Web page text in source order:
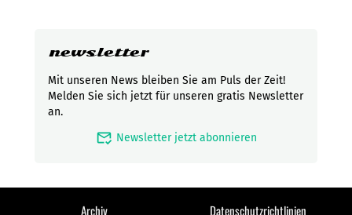
newsletter
Mit unseren News bleiben Sie am Puls der Zeit!
Melden Sie sich jetzt für unseren gratis Newsletter
an.
mark_email_read Newsletter jetzt abonnieren
Archiv Datenschutzrichtlinien